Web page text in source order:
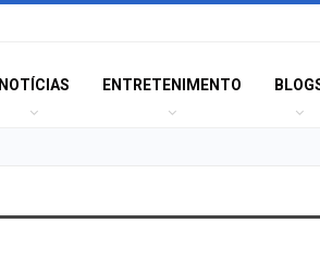
NOTÍCIAS ENTRETENIMENTO